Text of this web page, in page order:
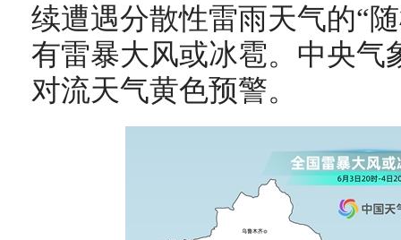
续遭遇分散性雷雨天气的“
有雷暴大风或冰雹。中央气
对流天气黄色预警。